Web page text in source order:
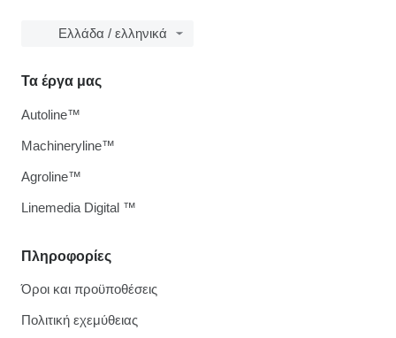
Ελλάδα / ελληνικά
Πληροφορίες
Όροι και προϋποθέσεις
Πολιτική εχεμύθειας
Τα έργα μας
Autoline™
Machineryline™
Agroline™
Linemedia Digital ™